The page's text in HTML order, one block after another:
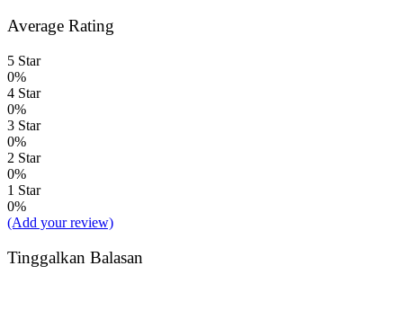
Average Rating
5 Star
0%
4 Star
0%
3 Star
0%
2 Star
0%
1 Star
0%
(Add your review)
Tinggalkan Balasan